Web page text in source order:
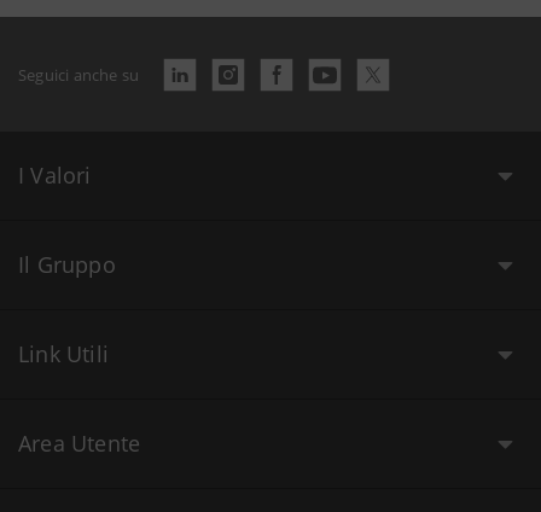
Seguici anche su
I Valori
Il Gruppo
Link Utili
Area Utente